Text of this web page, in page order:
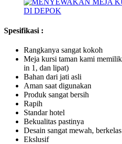
Spesifikasi :
Rangkanya sangat kokoh
Meja kursi taman kami
in 1, dan lipat)
Bahan dari jati asli
Aman saat digunakan
Produk sangat bersih
Rapih
Standar hotel
Bekualitas pastinya
Desain sangat mewah,
Ekslusif